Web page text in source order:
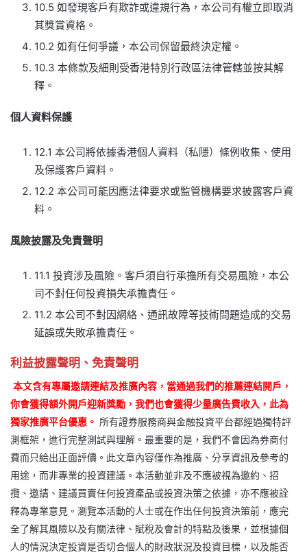
10.5 如發現客戶有欺詐或違規行為，本公司有權立即取消
其獎賞資格。
10.2 如有任何爭議，本公司保留最終決定權。
10.3 本條款及細則受香港特別行政區法律管轄並按其解
釋。
個人資料保護
12.1 本公司將依據香港個人資料（私隱）條例收集、使用
及保護客戶資料。
12.2 本公司可能因應法律要求或監管機構要求披露客戶資
料。
風險披露及免責聲明
11.1 投資涉及風險。客戶須自行承擔所有交易風險，本公
司不對任何投資損失承擔責任。
11.2 本公司不對因網絡、通訊故障等技術問題造成的交易
延誤或失敗承擔責任。
利益披露聲明、免責聲明
本文含有專屬邀請連結及推廣內容，當通過我們的推薦連結開戶，
你會獲得額外開戶迎新獎勵，我們也會獲得少量廣告費收入，此為
獨家推廣平台優惠。 所有證券服務商與金融投資平台都經過獨特評
測框架，進行完整測試與理解。最重要的是，我們不會因為券商付
費而只給出正面評價。此文章內容僅作為推廣、分享資訊及參考的
用途，而非專業的投資建議。本活動並非及不應被視為邀約、招
攬、邀請、建議買賣任何投資產品或投資決策之依據，亦不應被詮
釋為專業意見。瀏覽本活動的人士或在作出任何投資決策前，應完
全了解其風險以及有關法律、賦稅及會計的特點及後果，並根據個
人的情況決定投資是否切合個人的財政狀況及投資目標，以及能否